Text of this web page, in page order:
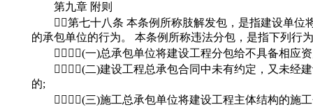
第九章 附则
第七十八条 本条例所称肢解发包，是指建设单位
的承包单位的行为。 本条例所称违法分包，是指下列行
(一)总承包单位将建设工程分包给不具备相应资
(二)建设工程总承包合同中未有约定，又未经建
的;
(三)施工总承包单位将建设工程主体结构的施工